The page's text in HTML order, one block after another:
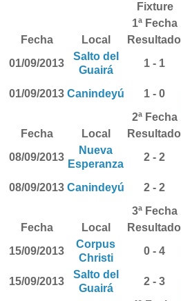
Fixture
1ª Fecha
Fecha
Local Resultado
01/09/2013
Salto del
Guairá
1 - 1
01/09/2013 Canindeyú 1 - 0
2ª Fecha
Fecha
Local Resultado
08/09/2013
Nueva
Esperanza
2 - 2
08/09/2013 Canindeyú 2 - 2
3ª Fecha
Fecha
Local Resultado
15/09/2013
Corpus
Christi
0 - 4
15/09/2013
Salto del
Guairá
2 - 3